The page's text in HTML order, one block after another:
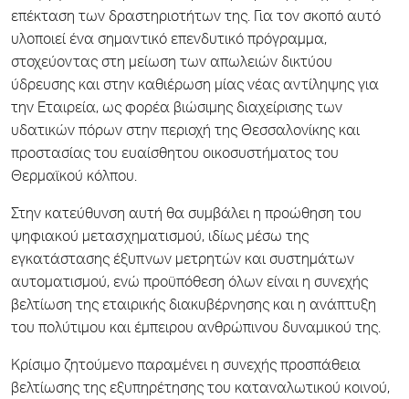
επέκταση των δραστηριοτήτων της. Για τον σκοπό αυτό
υλοποιεί ένα σημαντικό επενδυτικό πρόγραμμα,
στοχεύοντας στη μείωση των απωλειών δικτύου
ύδρευσης και στην καθιέρωση μίας νέας αντίληψης για
την Εταιρεία, ως φορέα βιώσιμης διαχείρισης των
υδατικών πόρων στην περιοχή της Θεσσαλονίκης και
προστασίας του ευαίσθητου οικοσυστήματος του
Θερμαϊκού κόλπου.
Στην κατεύθυνση αυτή θα συμβάλει η προώθηση του
ψηφιακού μετασχηματισμού, ιδίως μέσω της
εγκατάστασης έξυπνων μετρητών και συστημάτων
αυτοματισμού, ενώ προϋπόθεση όλων είναι η συνεχής
βελτίωση της εταιρικής διακυβέρνησης και η ανάπτυξη
του πολύτιμου και έμπειρου ανθρώπινου δυναμικού της.
Κρίσιμο ζητούμενο παραμένει η συνεχής προσπάθεια
βελτίωσης της εξυπηρέτησης του καταναλωτικού κοινού,